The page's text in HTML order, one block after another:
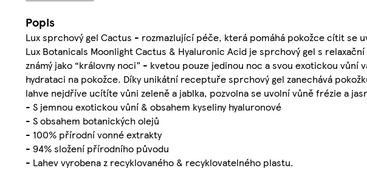
Popis
Lux sprchový gel Cactus - rozmazlující péče, která pomáhá pokožce cítit se
Lux Botanicals Moonlight Cactus & Hyaluronic Acid je sprchový gel s
známý jako “královny noci” - kvetou pouze jedinou noc a svou exotickou
hydrataci na pokožce. Díky unikátní receptuře sprchový gel zanechává
lahve nejdříve ucítíte vůni zeleně a jablka, pozvolna se uvolní vůně frézie a
- S jemnou exotickou vůní & obsahem kyseliny hyaluronové
- S obsahem botanických olejů
- 100% přírodní vonné extrakty
- 94% složení přírodního původu
- Lahev vyrobena z recyklovaného & recyklovatelného plastu.